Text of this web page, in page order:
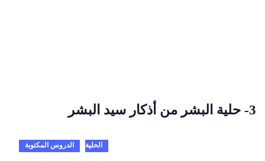
3- حلية البشر من أذكار سيد البشر
الحلية الدروس المكتوبة